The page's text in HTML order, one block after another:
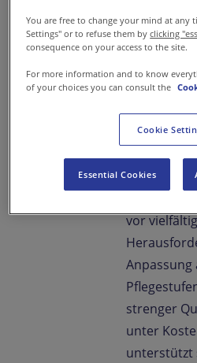
mehr als
Menschen
viel vom
würdevoll
angesichts
vor
Anpassung
strenger
unter
unterstützt
You are free to change your mind at any
Settings" or to refuse them byclicking
consequence on your access to the site.
For more information and to know
of your choices you can consult the
Cookie
Essential Cookies